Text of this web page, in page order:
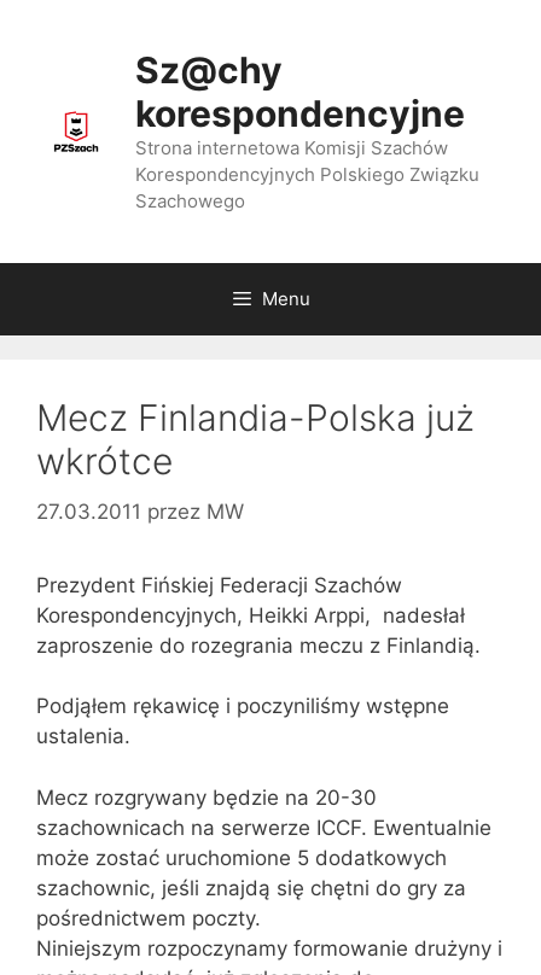
Sz@chy
korespondencyjne
Strona internetowa Komisji Szachów
Korespondencyjnych Polskiego Związku
Szachowego
Menu
Mecz Finlandia-Polska już
wkrótce
27.03.2011 przez MW
Prezydent Fińskiej Federacji Szachów
Korespondencyjnych, Heikki Arppi, nadesłał
zaproszenie do rozegrania meczu z Finlandią.
Podjąłem rękawicę i poczyniliśmy wstępne
ustalenia.
Mecz rozgrywany będzie na 20-30
szachownicach na serwerze ICCF. Ewentualnie
może zostać uruchomione 5 dodatkowych
szachownic, jeśli znajdą się chętni do gry za
pośrednictwem poczty.
Niniejszym rozpoczynamy formowanie drużyny i